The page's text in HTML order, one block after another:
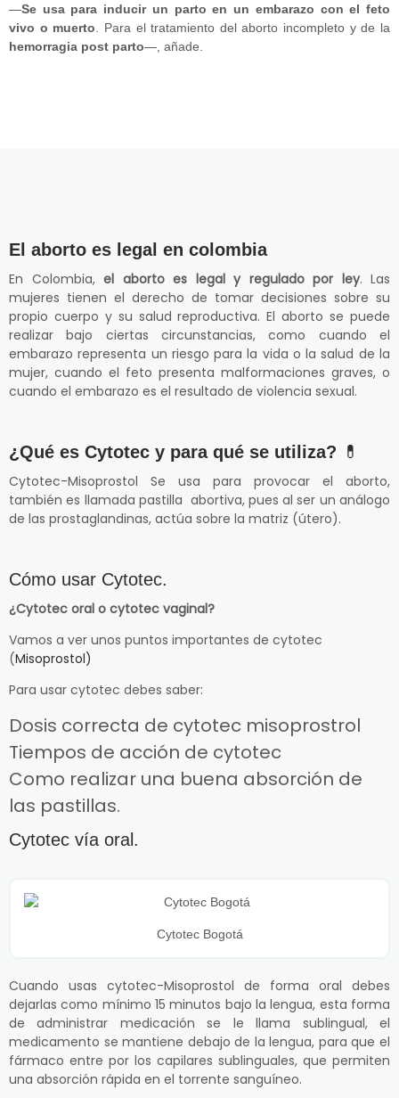
—Se usa para inducir un parto en un embarazo con el feto
vivo o muerto . Para el tratamiento del aborto incompleto y de la
hemorragia post parto—, añade.
El aborto es legal en colombia
En Colombia, el aborto es legal y regulado por ley. Las
mujeres tienen el derecho de tomar decisiones sobre su
propio cuerpo y su salud reproductiva. El aborto se puede
realizar bajo ciertas circunstancias, como cuando el
embarazo representa un riesgo para la vida o la salud de la
mujer, cuando el feto presenta malformaciones graves, o
cuando el embarazo es el resultado de violencia sexual.
¿Qué es Cytotec y para qué se utiliza? 💊
Cytotec-Misoprostol Se usa para provocar el aborto,
también es llamada pastilla abortiva, pues al ser un análogo
de las prostaglandinas, actúa sobre la matriz (útero).
Cómo usar Cytotec.
¿Cytotec oral o cytotec vaginal?
Vamos a ver unos puntos importantes de cytotec
(Misoprostol)
Para usar cytotec debes saber:
Dosis correcta de cytotec misoprostrol
Tiempos de acción de cytotec
Como realizar una buena absorción de
las pastillas.
Cytotec vía oral.
Cytotec Bogotá
Cuando usas cytotec-Misoprostol de forma oral debes
dejarlas como mínimo 15 minutos bajo la lengua, esta forma
de administrar medicación se le llama sublingual, el
medicamento se mantiene debajo de la lengua, para que el
fármaco entre por los capilares sublinguales, que permiten
una absorción rápida en el torrente sanguíneo.